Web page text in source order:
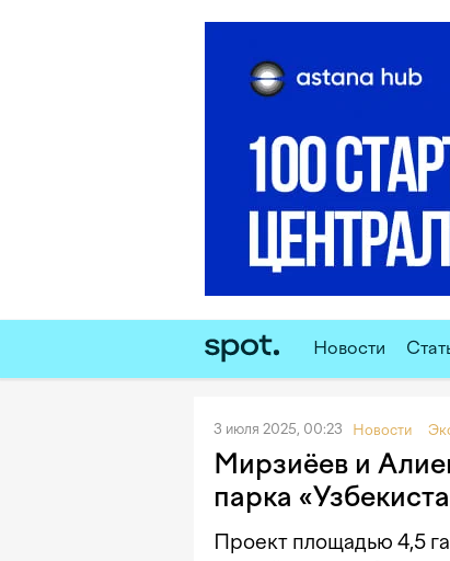
Новости
3 июля 2025, 00:23 Новости
Мирзиёев и
парка
Проект площадью 4,5